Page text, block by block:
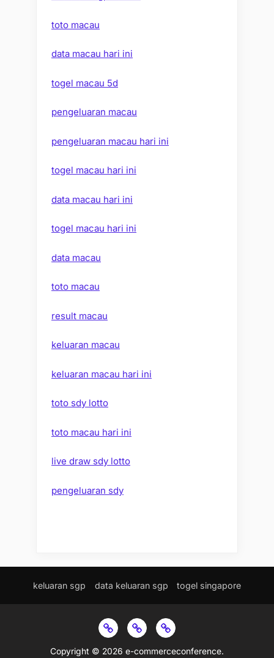
toto macau
data macau hari ini
togel macau 5d
pengeluaran macau
pengeluaran macau hari ini
togel macau hari ini
data macau hari ini
togel macau hari ini
data macau
toto macau
result macau
keluaran macau
keluaran macau hari ini
toto sdy lotto
toto macau hari ini
live draw sdy lotto
pengeluaran sdy
keluaran sgp data keluaran sgp togel singapore
keluaran
sgp
data
keluaran
togel
singapore
Copyright © 2026 e-commerceconference.